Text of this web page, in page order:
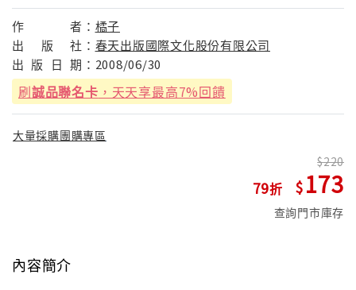
作 者： 橘子
出
版 社： 春天出版國際文化股份有限公司
出 版 日 期： 2008/06/30
刷誠品聯名卡 ，天天享最高7%回饋
大量採購團購專區
79
220
173
查詢門市庫存
內容簡介